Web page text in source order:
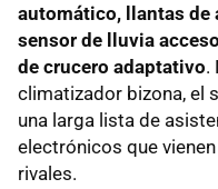
automático, llantas de
sensor de lluvia
de crucero adaptativo.
climatizador bizona, el
una larga lista de
electrónicos que
rivales.